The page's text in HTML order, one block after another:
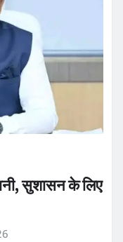
सुशासन के लिए